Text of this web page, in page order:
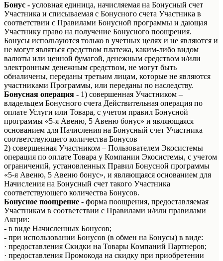
Бонус - условная единица, начисляемая на Бонусный счет
Участника и списываемая с Бонусного счета Участника в
соответствии с Правилами Бонусной программы и дающая
Участнику право на получение Бонусного поощрения.
Бонусы используются только в учетных целях и не являются и
не могут являться средством платежа, каким-либо видом
валюты или ценной бумагой, денежным средством и/или
электронным денежным средством, не могут быть
обналичены, переданы третьим лицам, которые не являются
участниками Программы, или переданы по наследству.
Бонусная операция - 1) совершенная Участником –
владельцем Бонусного счета Действительная операция по
оплате Услуги или Товара, с учетом правил Бонусной
программы «5-я Авеню, 5 Авеню бонус» и являющаяся
основанием для Начисления на Бонусный счет Участника
соответствующего количества Бонусов
2) совершенная Участником – Пользователем Экосистемы
операция по оплате Товара у Компании Экосистемы, с учетом
ограничений, установленных Правил Бонусной программы
«5-я Авеню, 5 Авеню бонус», и являющаяся основанием для
Начисления на Бонусный счет такого Участника
соответствующего количества Бонусов.
Бонусное поощрение - форма поощрения, предоставляемая
Участникам в соответствии с Правилами и/или правилами
Акции:
- в виде Начисленных Бонусов;
- при использовании Бонусов (в обмен на Бонусы) в виде:
· предоставления Скидки на Товары Компаний Партнеров;
· предоставления Промокода на скидку при приобретении